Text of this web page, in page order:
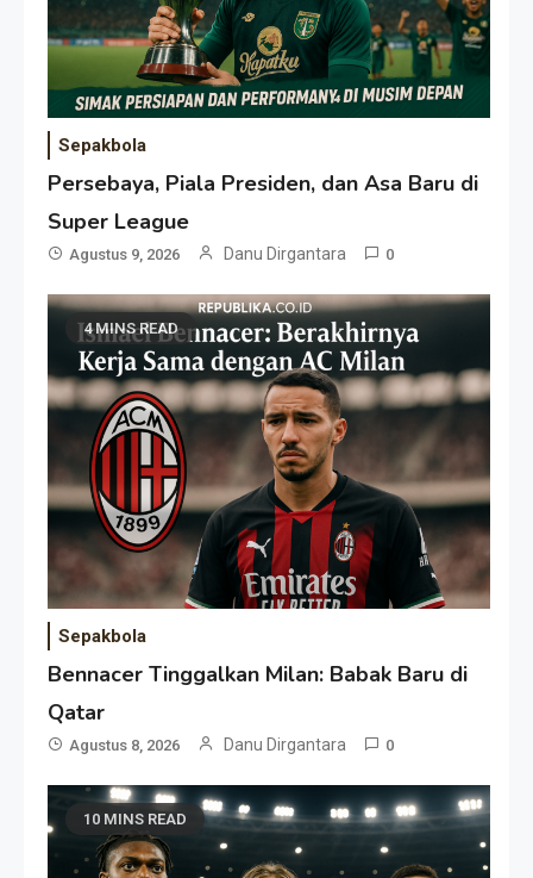
Sepakbola
Persebaya, Piala Presiden, dan Asa Baru di
Super League
Agustus 9, 2026 Danu Dirgantara 0
4 MINS READ
Sepakbola
Bennacer Tinggalkan Milan: Babak Baru di
Qatar
Agustus 8, 2026 Danu Dirgantara 0
10 MINS READ